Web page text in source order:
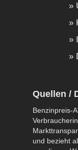
Quellen /
Benzinpreis-
und bezieht